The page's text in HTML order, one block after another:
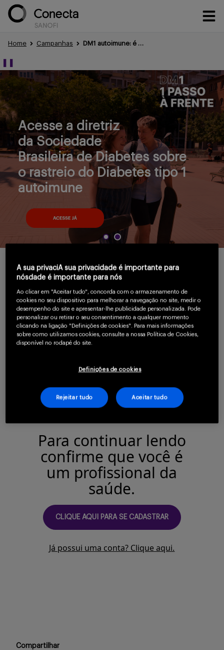
Eventos
Treinamentos
Portfólio
Cadastrar
Home Campanhas DM1 autoimune: é hora de dar 1 passo à frente
❚❚
Acesse a diretriz
da Sociedade
Brasileira de Diabetes sobre
o rastreio do Diabetes tipo 1
autoimune
silenciosamente por anos. Saiba como o
rastreio de autoanticorpos permite
identificar riscos antes dos sintomas,
reduzir cetoacidose no diagnóstico e
Para continuar lendo
confirme que você é
um profissional da
saúde.
CLIQUE AQUI PARA SE CADASTRAR
Já possui uma conta? Clique aqui.
Compartilhar
A sua privaciA sua privacidade é importante para
nósdade é importante para nós
Ao clicar em "Aceitar tudo", concorda com o armazenamento de
cookies no seu dispositivo para melhorar a navegação no site, medir o
desempenho do site e apresentar-lhe publicidade personalizada. Pode
personalizar ou retirar o seu consentimento a qualquer momento
clicando na ligação "Definições de cookies". Para mais informações
sobre como utilizamos cookies, consulte a nossa Política de Cookies,
disponível no rodapé do site.
Definições de cookies
Rejeitar tudo Aceitar tudo